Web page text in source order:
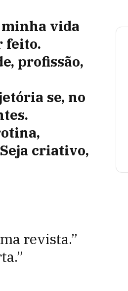
vida
feito.
profissão,
se, no
criativo,
revista.”